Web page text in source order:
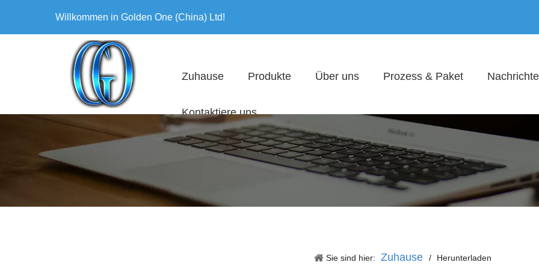
Willkommen in Golden One (China) Ltd!
Zuhause Produkte Über uns Prozess & Paket
Kontaktiere uns
Sie sind hier: Zuhause / Herunterladen